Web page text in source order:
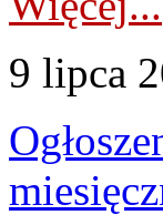
9 lipca